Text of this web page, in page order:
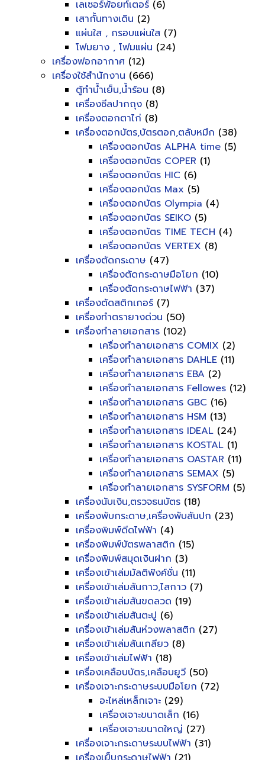
เลเซอร์พ้อยท์เตอร์ (6)
เสากั้นทางเดิน (2)
แผ่นใส , กรอบแผ่นใส (7)
โฟมยาง , โฟมแผ่น (24)
เครื่องฟอกอากาศ (12)
เครื่องใช้สำนักงาน (666)
ตู้ทำน้ำเย็น,น้ำร้อน (8)
เครื่องซีลปากถุง (8)
เครื่องตอกตาไก่ (8)
เครื่องตอกบัตร,บัตรตอก,ตลับหมึก (38)
เครื่องตอกบัตร ALPHA time (5)
เครื่องตอกบัตร COPER (1)
เครื่องตอกบัตร HIC (6)
เครื่องตอกบัตร Max (5)
เครื่องตอกบัตร Olympia (4)
เครื่องตอกบัตร SEIKO (5)
เครื่องตอกบัตร TIME TECH (4)
เครื่องตอกบัตร VERTEX (8)
เครื่องตัดกระดาษ (47)
เครื่องตัดกระดาษมือโยก (10)
เครื่องตัดกระดาษไฟฟ้า (37)
เครื่องตัดสติกเกอร์ (7)
เครื่องทำตรายางด่วน (50)
เครื่องทำลายเอกสาร (102)
เครื่องทำลายเอกสาร COMIX (2)
เครื่องทำลายเอกสาร DAHLE (11)
เครื่องทำลายเอกสาร EBA (2)
เครื่องทำลายเอกสาร Fellowes (12)
เครื่องทำลายเอกสาร GBC (16)
เครื่องทำลายเอกสาร HSM (13)
เครื่องทำลายเอกสาร IDEAL (24)
เครื่องทำลายเอกสาร KOSTAL (1)
เครื่องทำลายเอกสาร OASTAR (11)
เครื่องทำลายเอกสาร SEMAX (5)
เครื่องทำลายเอกสาร SYSFORM (5)
เครื่องนับเงิน,ตรวจธนบัตร (18)
เครื่องพับกระดาษ,เครื่องพับสันปก (23)
เครื่องพิมพ์ดีดไฟฟ้า (4)
เครื่องพิมพ์บัตรพลาสติก (15)
เครื่องพิมพ์สมุดเงินฝาก (3)
เครื่องเข้าเล่มมัลติฟังค์ชั่น (11)
เครื่องเข้าเล่มสันกาว,ไสกาว (7)
เครื่องเข้าเล่มสันขดลวด (19)
เครื่องเข้าเล่มสันตะปู (6)
เครื่องเข้าเล่มสันห่วงพลาสติก (27)
เครื่องเข้าเล่มสันเกลียว (8)
เครื่องเข้าเล่มไฟฟ้า (18)
เครื่องเคลือบบัตร,เคลือบยูวี (50)
เครื่องเจาะกระดาษระบบมือโยก (72)
อะไหล่เหล็กเจาะ (29)
เครื่องเจาะขนาดเล็ก (16)
เครื่องเจาะขนาดใหญ่ (27)
เครื่องเจาะกระดาษระบบไฟฟ้า (31)